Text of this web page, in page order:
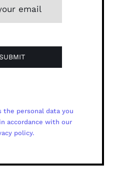
the personal data you
accordance with our
policy.